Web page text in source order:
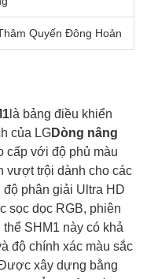
Quyến Đông Hoản
là bảng điều khiển
của LGDòng nâng
cấp với độ phủ màu
vượt trội dành cho các
phân giải Ultra HD
sọc dọc RGB, phiên
SHM1 này có khả
độ chính xác màu sắc
xây dựng bằng